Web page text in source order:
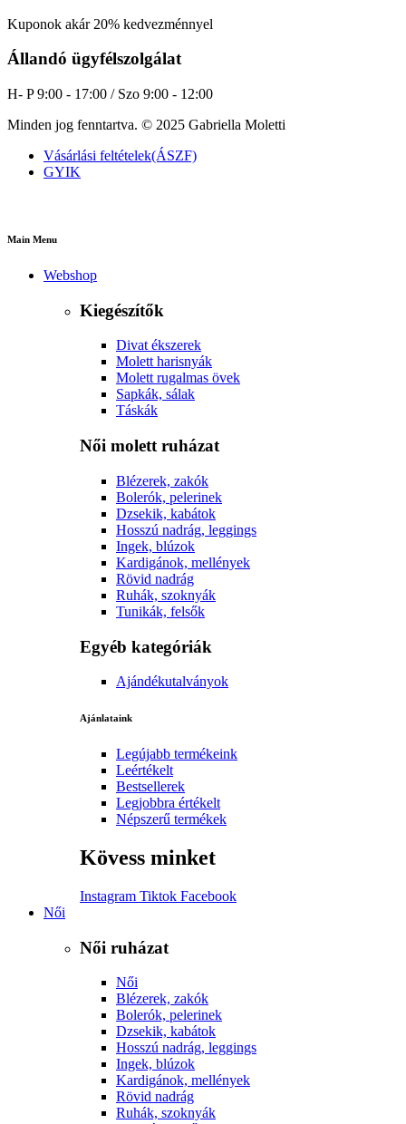
Kuponok akár 20% kedvezménnyel
Állandó ügyfélszolgálat
H- P 9:00 - 17:00 / Szo 9:00 - 12:00
Minden jog fenntartva. © 2025 Gabriella Moletti
Vásárlási feltételek(ÁSZF)
GYIK
Main Menu
Webshop
Kiegészítők
Divat ékszerek
Molett harisnyák
Molett rugalmas övek
Sapkák, sálak
Táskák
Női molett ruházat
Blézerek, zakók
Bolerók, pelerinek
Dzsekik, kabátok
Hosszú nadrág, leggings
Ingek, blúzok
Kardigánok, mellények
Rövid nadrág
Ruhák, szoknyák
Tunikák, felsők
Egyéb kategóriák
Ajándékutalványok
Ajánlataink
Legújabb termékeink
Leértékelt
Bestsellerek
Legjobbra értékelt
Népszerű termékek
Kövess minket
Instagram Tiktok Facebook
Női
Női ruházat
Női
Blézerek, zakók
Bolerók, pelerinek
Dzsekik, kabátok
Hosszú nadrág, leggings
Ingek, blúzok
Kardigánok, mellények
Rövid nadrág
Ruhák, szoknyák